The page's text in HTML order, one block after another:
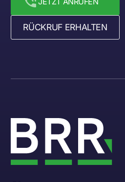
RÜCKRUF ERHALTEN